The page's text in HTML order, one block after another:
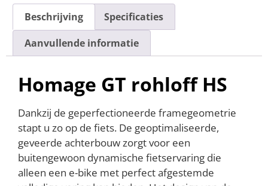
Beschrijving
Specificaties
Aanvullende informatie
Homage GT rohloff HS
Dankzij de geperfectioneerde framegeometrie
stapt u zo op de fiets. De geoptimaliseerde,
geveerde achterbouw zorgt voor een
buitengewoon dynamische fietservaring die
alleen een e-bike met perfect afgestemde